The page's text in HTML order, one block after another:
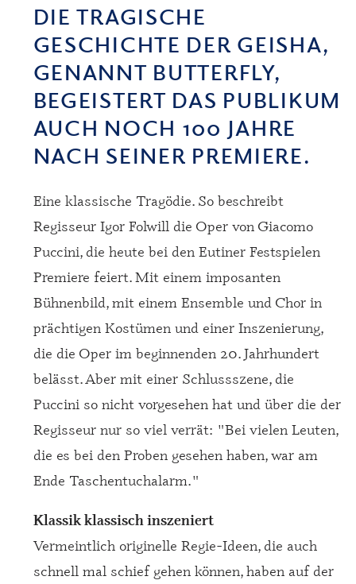
DIE TRAGISCHE
GESCHICHTE DER GEISHA,
GENANNT BUTTERFLY,
BEGEISTERT DAS PUBLIKUM
AUCH NOCH 100 JAHRE
NACH SEINER PREMIERE.
Eine klassische Tragödie. So beschreibt
Regisseur Igor Folwill die Oper von Giacomo
Puccini, die heute bei den Eutiner Festspielen
Premiere feiert. Mit einem imposanten
Bühnenbild, mit einem Ensemble und Chor in
prächtigen Kostümen und einer Inszenierung,
die die Oper im beginnenden 20. Jahrhundert
belässt. Aber mit einer Schlussszene, die
Puccini so nicht vorgesehen hat und über die der
Regisseur nur so viel verrät: "Bei vielen Leuten,
die es bei den Proben gesehen haben, war am
Ende Taschentuchalarm."
Klassik klassisch inszeniert
Vermeintlich originelle Regie-Ideen, die auch
schnell mal schief gehen können, haben auf der